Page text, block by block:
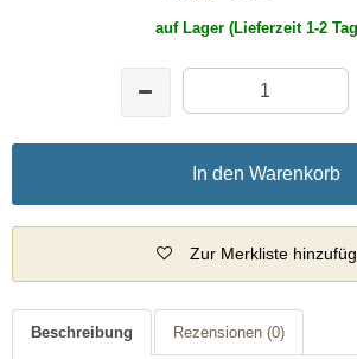
auf Lager (Lieferzeit 1-2
In den Warenkorb
Zur Merkliste
Beschreibung Rezensionen (0)